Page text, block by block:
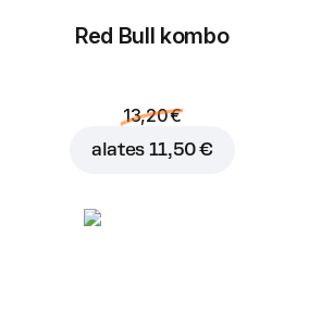
Red Bull kombo
13,20 €
alates 11,50 €